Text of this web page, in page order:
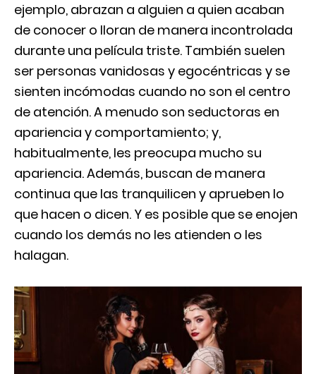
ejemplo, abrazan a alguien a quien acaban
de conocer o lloran de manera incontrolada
durante una película triste. También suelen
ser personas vanidosas y egocéntricas y se
sienten incómodas cuando no son el centro
de atención. A menudo son seductoras en
apariencia y comportamiento; y,
habitualmente, les preocupa mucho su
apariencia. Además, buscan de manera
continua que las tranquilicen y aprueben lo
que hacen o dicen. Y es posible que se enojen
cuando los demás no les atienden o les
halagan.